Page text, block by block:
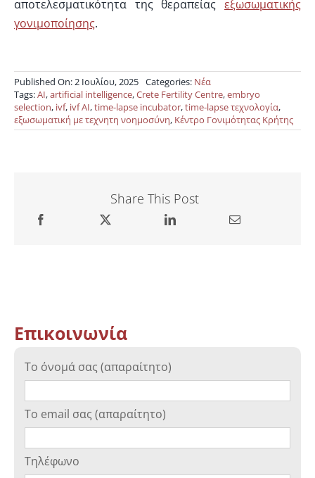
αποτελεσματικότητα της θεραπείαςεξωσωματικής
γονιμοποίησης.
Published On: 2 Ιουλίου, 2025 Categories: Νέα
Tags:AI,artificial intelligence,Crete Fertility Centre,embryo
selection, ivf, ivf AI,time-lapse incubator,time-lapse τεχνολογία,
εξωσωματική με τεχνητη νοημοσύνη, Κέντρο Γονιμότητας Κρήτης
Share This Post
Επικοινωνία
Το όνομά σας (απαραίτητο)
Το email σας (απαραίτητο)
Τηλέφωνο